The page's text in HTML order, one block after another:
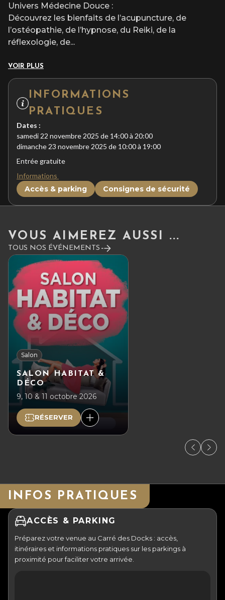
Univers Médecine Douce :
Découvrez les bienfaits de l’acupuncture, de
l’ostéopathie, de l’hypnose, du Reiki, de la
réflexologie, de...
VOIR PLUS
INFORMATIONS
PRATIQUES
Dates :
samedi 22 novembre 2025 de 14:00 à 20:00
dimanche 23 novembre 2025 de 10:00 à 19:00
Entrée gratuite
Informations
Accès & parking Consignes de sécurité
VOUS AIMEREZ AUSSI ...
TOUS NOS ÉVÉNEMENTS
Salon
SALON HABITAT &
DÉCO
9, 10 & 11 octobre 2026
RÉSERVER
INFOS PRATIQUES
ACCÈS & PARKING
Préparez votre venue au Carré des Docks : accès,
itinéraires et informations pratiques sur les parkings à
proximité pour faciliter votre arrivée.